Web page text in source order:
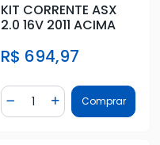
KIT CORRENTE ASX
2.0 16V 2011 ACIMA
R$ 694,97
Diminuir Quantidade
Quantidade
AdicionarComprar